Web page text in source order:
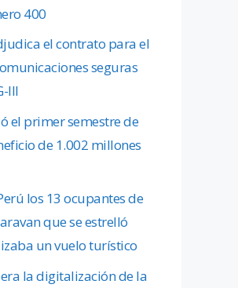
400
el contrato para el
seguras
III
el primer semestre de
de 1.002 millones
los 13 ocupantes de
que se estrelló
un vuelo turístico
la digitalización de la